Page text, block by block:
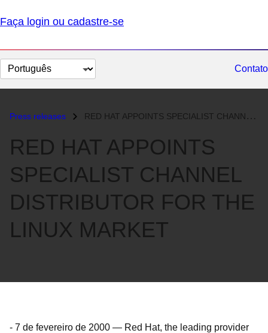
Faça login ou cadastre-se
Selecionar
idioma
Contato
Press releases RED HAT APPOINTS SPECIALIST CHANNEL DISTRIBUTOR FOR THE LINUX MARKET...
RED HAT APPOINTS
SPECIALIST CHANNEL
DISTRIBUTOR FOR THE
LINUX MARKET
- 7 de fevereiro de 2000 — Red Hat, the leading provider